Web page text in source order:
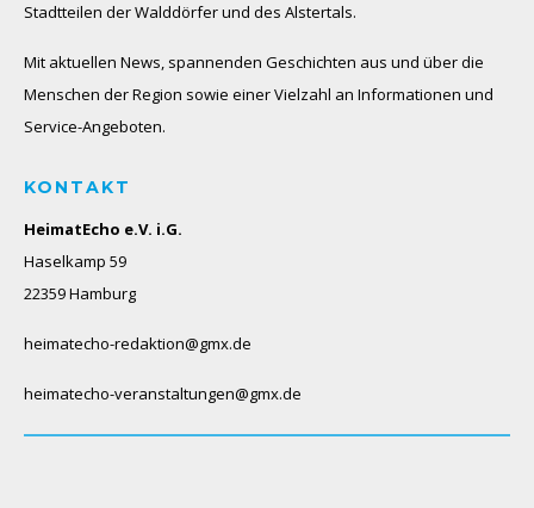
Stadtteilen der Walddörfer und des Alstertals.
Mit aktuellen News, spannenden Geschichten aus und über die
Menschen der Region sowie einer Vielzahl an Informationen und
Service-Angeboten.
KONTAKT
HeimatEcho e.V. i.G.
Haselkamp 59
22359 Hamburg
heimatecho-redaktion@gmx.de
heimatecho-veranstaltungen@gmx.de